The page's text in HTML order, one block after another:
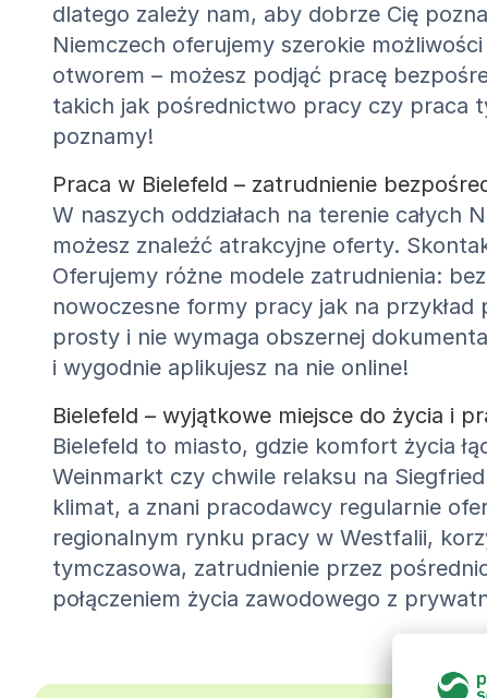
dlatego zależy nam, aby dobrze Cię
Niemczech oferujemy szerokie
otworem – możesz podjąć pracę
takich jak pośrednictwo pracy czy praca
poznamy!
Praca w Bielefeld – zatrudnienie
W naszych oddziałach na terenie całych
możesz znaleźć atrakcyjne oferty.
Oferujemy różne modele zatrudnienia:
nowoczesne formy pracy jak na
prosty i nie wymaga obszernej
i wygodnie aplikujesz na nie online!
Bielefeld – wyjątkowe miejsce do życia i
Bielefeld to miasto, gdzie komfort życia
Weinmarkt czy chwile relaksu na
klimat, a znani pracodawcy regularnie
regionalnym rynku pracy w Westfalii,
tymczasowa, zatrudnienie przez
połączeniem życia zawodowego z